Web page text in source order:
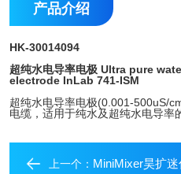
产品介绍
HK-30014094
超纯水电导率电极 Ultra pure
electrode InLab 741-ISM
超纯水电导率电极(0.001-500uS/
电缆，适用于纯水及超纯水电导率
上一个： MiniMixer昊扩